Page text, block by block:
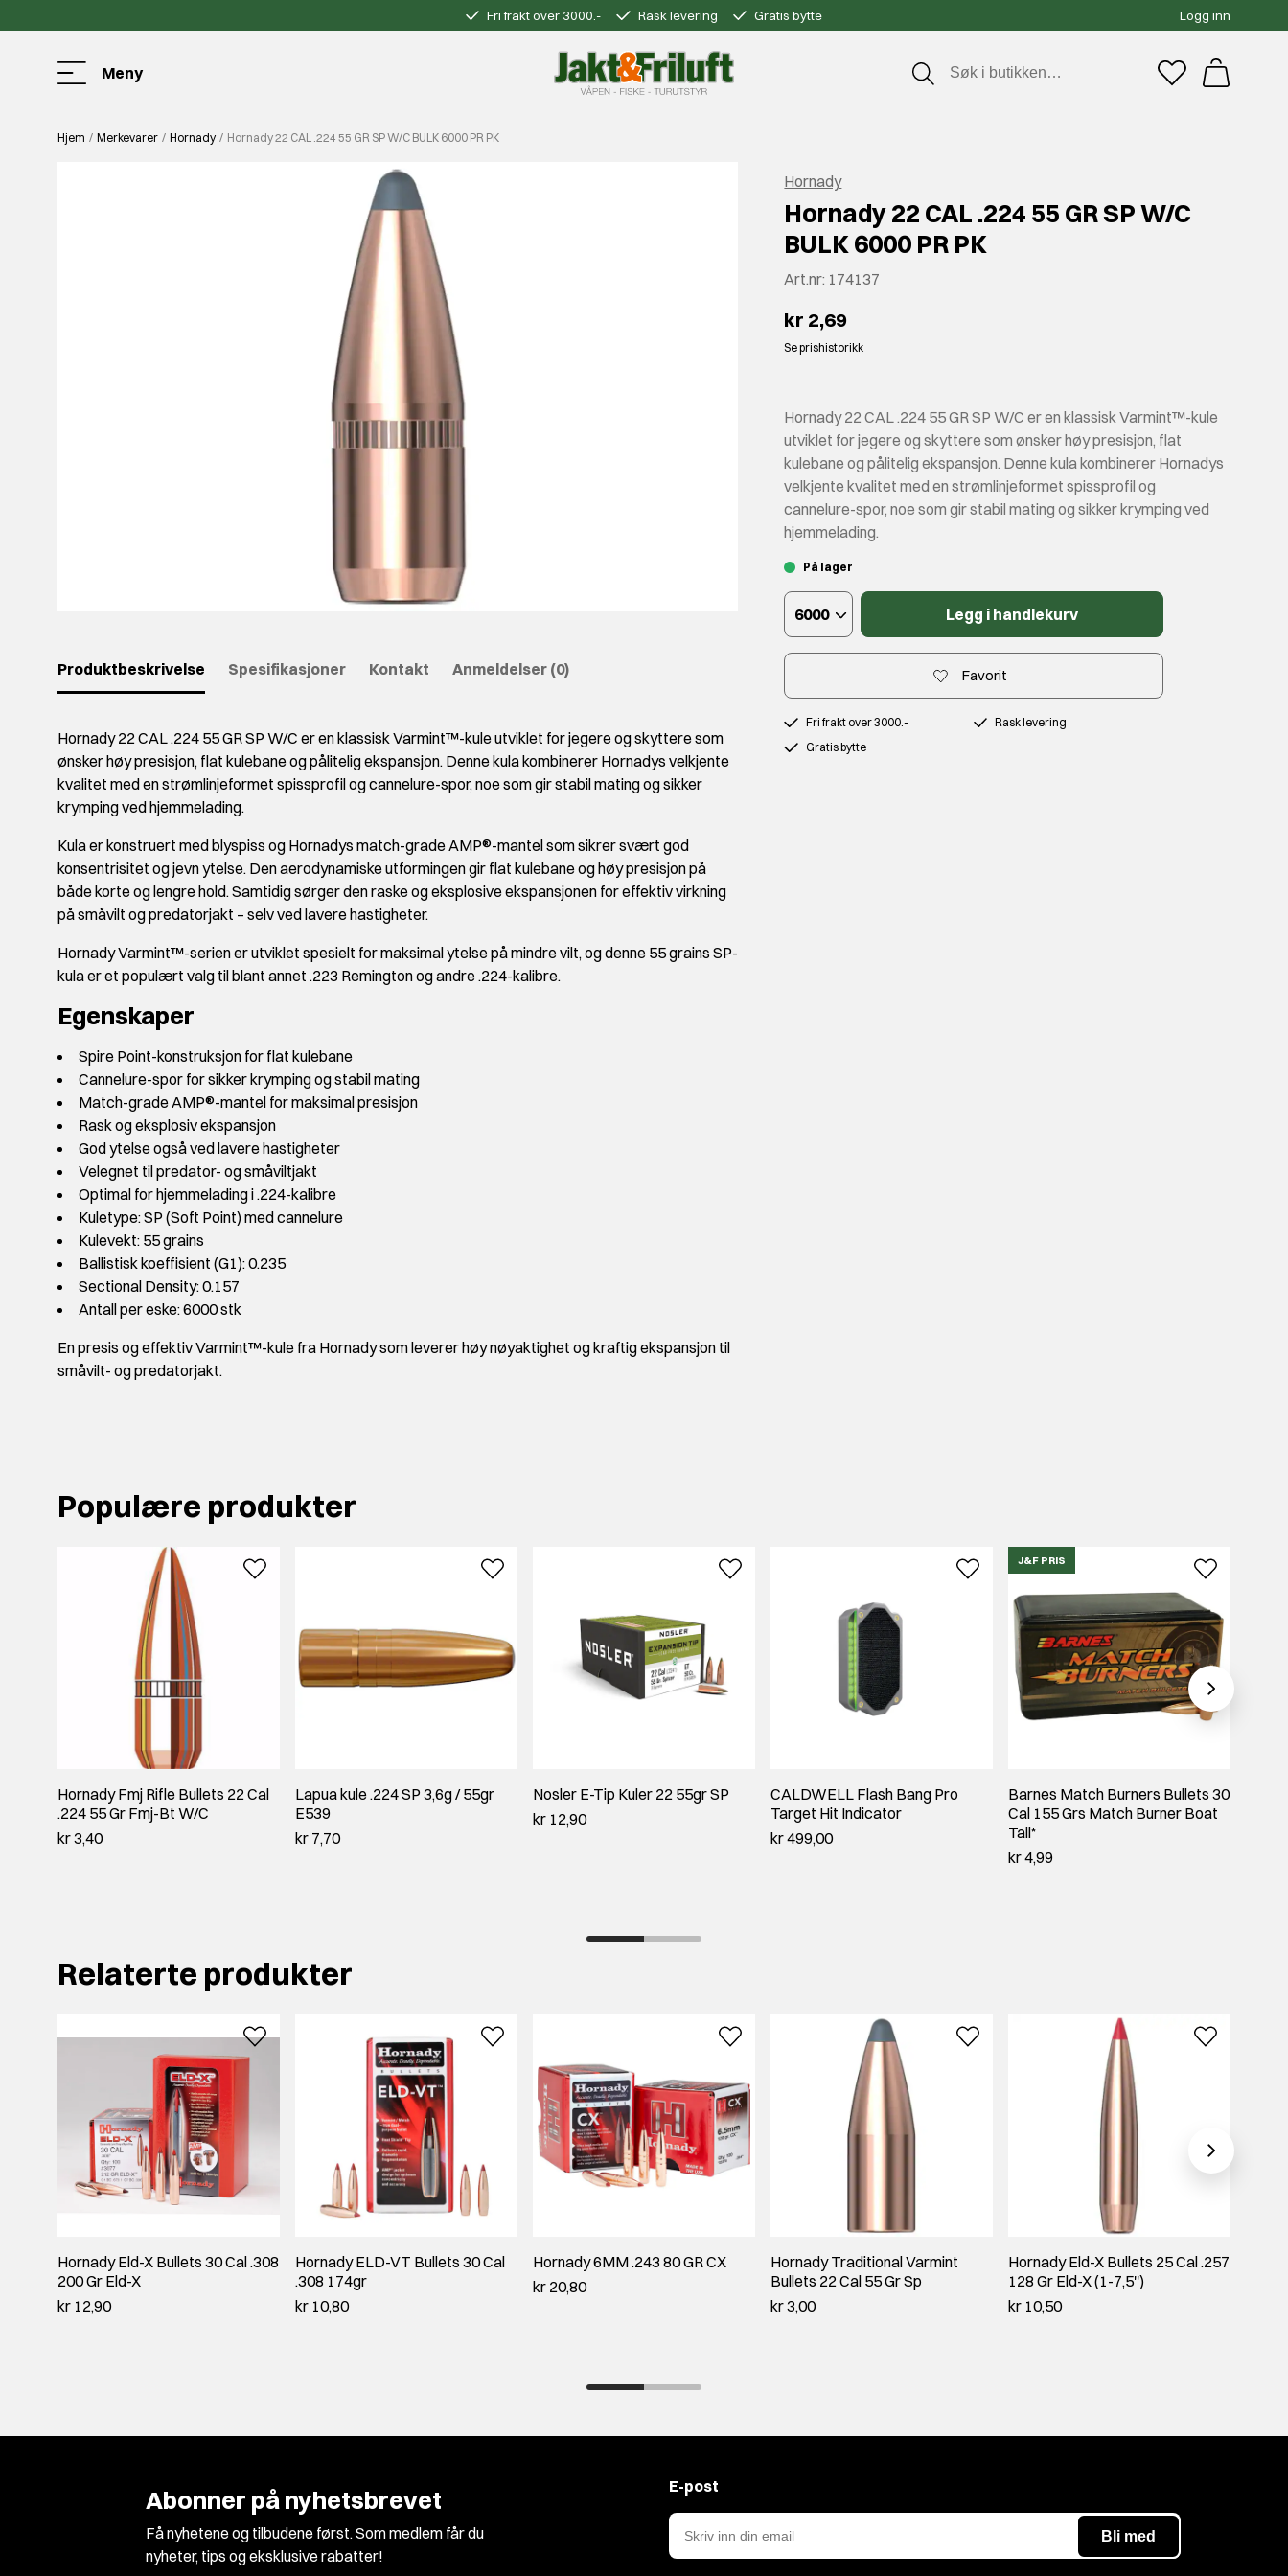
Fri frakt over 3000.- Rask levering Gratis bytte Logg inn
Meny
Hjem Merkevarer Hornady Hornady 22 CAL .224 55 GR SP W/C BULK 6000 PR PK
Produktbeskrivelse Spesifikasjoner Kontakt Anmeldelser (0)
Hornady 22 CAL .224 55 GR SP W/C er en klassisk Varmint™-kule utviklet for jegere og skyttere som
ønsker høy presisjon, flat kulebane og pålitelig ekspansjon. Denne kula kombinerer Hornadys velkjente
kvalitet med en strømlinjeformet spissprofil og cannelure-spor, noe som gir stabil mating og sikker
krymping ved hjemmelading.
Kula er konstruert med blyspiss og Hornadys match-grade AMP®-mantel som sikrer svært god
konsentrisitet og jevn ytelse. Den aerodynamiske utformingen gir flat kulebane og høy presisjon på
både korte og lengre hold. Samtidig sørger den raske og eksplosive ekspansjonen for effektiv virkning
på småvilt og predatorjakt – selv ved lavere hastigheter.
Hornady Varmint™-serien er utviklet spesielt for maksimal ytelse på mindre vilt, og denne 55 grains SP-
kula er et populært valg til blant annet .223 Remington og andre .224-kalibre.
Egenskaper
Spire Point-konstruksjon for flat kulebane
Cannelure-spor for sikker krymping og stabil mating
Match-grade AMP®-mantel for maksimal presisjon
Rask og eksplosiv ekspansjon
God ytelse også ved lavere hastigheter
Velegnet til predator- og småviltjakt
Optimal for hjemmelading i .224-kalibre
Kuletype: SP (Soft Point) med cannelure
Kulevekt: 55 grains
Ballistisk koeffisient (G1): 0.235
Sectional Density: 0.157
Antall per eske: 6000 stk
En presis og effektiv Varmint™-kule fra Hornady som leverer høy nøyaktighet og kraftig ekspansjon til
småvilt- og predatorjakt.
Hornady
Hornady 22 CAL .224 55 GR SP W/C
BULK 6000 PR PK
Art.nr: 174137
kr 2,69
Se prishistorikk
Hornady 22 CAL .224 55 GR SP W/C er en klassisk Varmint™-kule
utviklet for jegere og skyttere som ønsker høy presisjon, flat
kulebane og pålitelig ekspansjon. Denne kula kombinerer Hornadys
velkjente kvalitet med en strømlinjeformet spissprofil og
cannelure-spor, noe som gir stabil mating og sikker krymping ved
hjemmelading.
På lager
6000 Legg i handlekurv
Favorit
Fri frakt over 3000.-
Rask levering
Gratis bytte
Populære produkter
Hornady Fmj Rifle Bullets 22 Cal
.224 55 Gr Fmj-Bt W/C
kr 3,40
Lapua kule .224 SP 3,6g / 55gr
E539
kr 7,70
Nosler E-Tip Kuler 22 55gr SP
kr 12,90
CALDWELL Flash Bang Pro
Target Hit Indicator
kr 499,00
J&F PRIS
Barnes Match Burners Bullets 30
Cal 155 Grs Match Burner Boat
Tail*
kr 4,99
Relaterte produkter
Hornady Eld-X Bullets 30 Cal .308
200 Gr Eld-X
kr 12,90
Hornady ELD-VT Bullets 30 Cal
.308 174gr
kr 10,80
Hornady 6MM .243 80 GR CX
kr 20,80
Hornady Traditional Varmint
Bullets 22 Cal 55 Gr Sp
kr 3,00
Hornady Eld-X Bullets 25 Cal .257
128 Gr Eld-X (1-7,5'')
kr 10,50
Abonner på nyhetsbrevet
Få nyhetene og tilbudene først. Som medlem får du
nyheter, tips og eksklusive rabatter!
E-post